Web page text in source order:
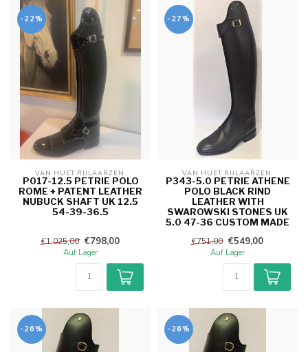
-22%
VAN HUET RIJLAARZEN
P017-12.5 PETRIE POLO
ROME + PATENT LEATHER
NUBUCK SHAFT UK 12.5
54-39-36.5
€1.025,00 €798,00
Auf Lager
-27%
VAN HUET RIJLAARZEN
P343-5.0 PETRIE ATHENE
POLO BLACK RIND
LEATHER WITH
SWAROWSKI STONES UK
5.0 47-36 CUSTOM MADE
€751,00 €549,00
Auf Lager
-26% -26%